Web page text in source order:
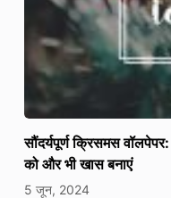
सौंदर्यपूर्ण क्रिसमस
को और भी खास बनाएं
5 जून, 2024